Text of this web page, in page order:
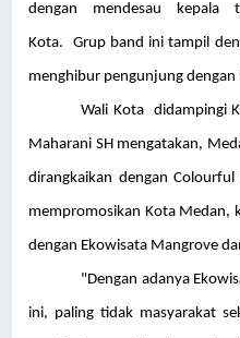
dengan mendesau kepala
Kota. Grup band ini tampil
menghibur pengunjung dengan
Wali Kota didampingi
Maharani SH mengatakan,
dirangkaikan dengan
mempromosikan Kota Medan,
dengan Ekowisata Mangrove
"Dengan adanya
ini, paling tidak masyarakat